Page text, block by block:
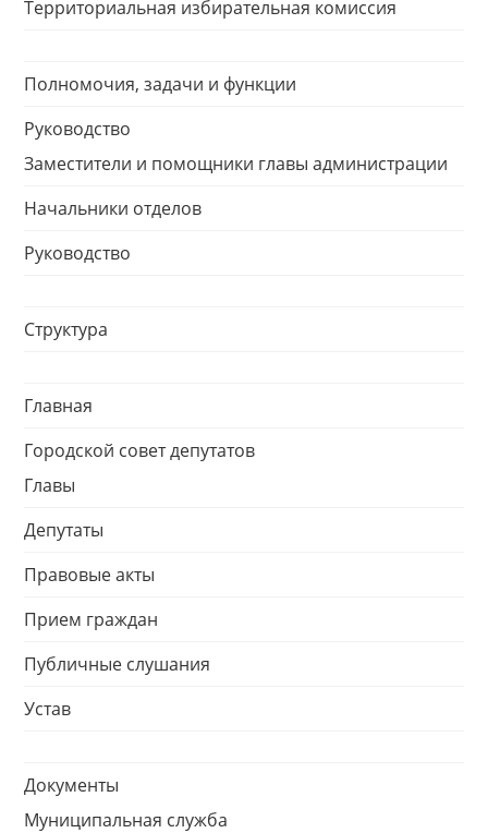
Территориальная избирательная комиссия
Полномочия, задачи и функции
Руководство
Заместители и помощники главы администрации
Начальники отделов
Руководство
Структура
Главная
Городской совет депутатов
Главы
Депутаты
Правовые акты
Прием граждан
Публичные слушания
Устав
Документы
Муниципальная служба